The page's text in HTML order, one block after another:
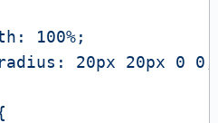
100%;
20px 20px 0 0;